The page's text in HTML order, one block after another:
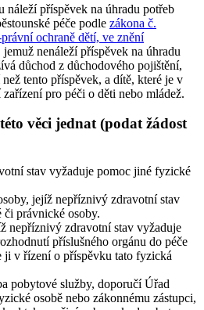
příspěvek na úhradu potřeb
péče podlezákona č.
ochraně dětí, ve znění
jemuž nenáleží příspěvek na úhradu
důchod z důchodového pojištění,
tento příspěvek, a dítě, které je v
pro péči o děti nebo mládež.
věci jednat (podat žádost
stav vyžaduje pomoc jiné fyzické
jejíž nepříznivý zdravotní stav
právnické osoby.
nepříznivý zdravotní stav vyžaduje
příslušného orgánu do péče
ji v řízení o příspěvku tato fyzická
pobytové služby, doporučí Úřad
osobě nebo zákonnému zástupci,